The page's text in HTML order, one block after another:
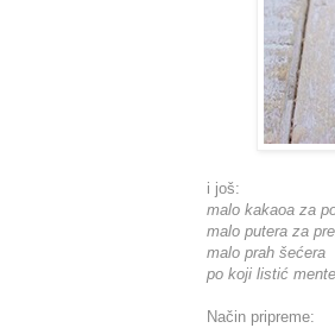
i još:
malo kakaoa za
malo putera za
malo prah šećera
po koji listić mente
Način pripreme: